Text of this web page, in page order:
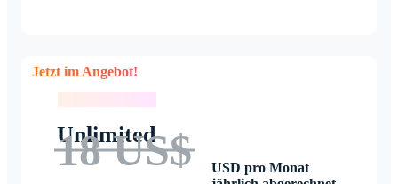
Jetzt im Angebot!
Unlimited
18 US$
USD pro Monat